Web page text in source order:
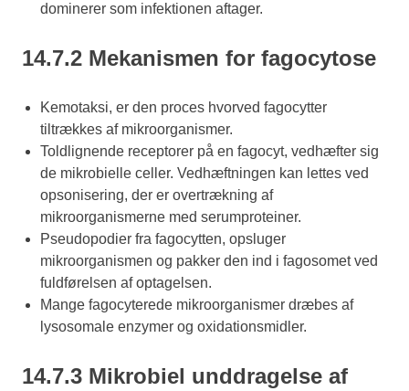
dominerer som infektionen aftager.
14.7.2 Mekanismen for fagocytose
Kemotaksi, er den proces hvorved fagocytter
tiltrækkes af mikroorganismer.
Toldlignende receptorer på en fagocyt, vedhæfter sig
de mikrobielle celler. Vedhæftningen kan lettes ved
opsonisering, der er overtrækning af
mikroorganismerne med serumproteiner.
Pseudopodier fra fagocytten, opsluger
mikroorganismen og pakker den ind i fagosomet ved
fuldførelsen af optagelsen.
Mange fagocyterede mikroorganismer dræbes af
lysosomale enzymer og oxidationsmidler.
14.7.3 Mikrobiel unddragelse af